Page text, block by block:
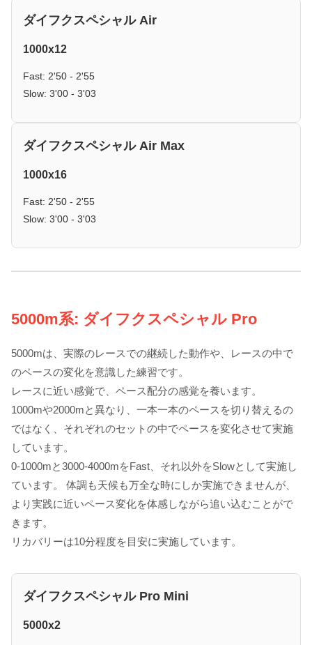
ダイフクスペシャル Air
1000x12
Fast: 2'50 - 2'55
Slow: 3'00 - 3'03
ダイフクスペシャル Air Max
1000x16
Fast: 2'50 - 2'55
Slow: 3'00 - 3'03
5000m系: ダイフクスペシャル Pro
5000mは、実際のレースでの継続した動作や、レースの中で
のペースの変化を意識した練習です。
レースに近い感覚で、ペース配分の感覚を養います。
1000mや2000mと異なり、一本一本のペースを切り替えるの
ではなく、それぞれのセットの中でペースを変化させて実施
しています。
0-1000mと3000-4000mをFast、それ以外をSlowとして実施し
ています。 体調も天候も万全な時にしか実施できませんが、
より実践に近いペース変化を体感しながら追い込むことがで
きます。
リカバリーは10分程度を目安に実施しています。
ダイフクスペシャル Pro Mini
5000x2